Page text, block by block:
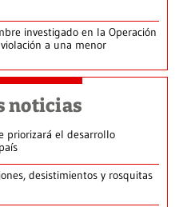
investigado en la Operación
a una menor
noticias
priorizará el desarrollo
desistimientos y rosquitas